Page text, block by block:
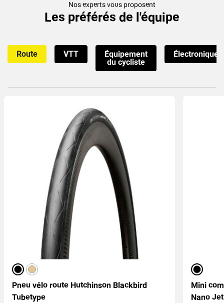
Nos experts vous proposent
Les préférés de l'équipe
Route VTT
Équipement
du cycliste
Électronique
noir beige
Pneu vélo route Hutchinson Blackbird
Tubetype
noir
Mini
Nano